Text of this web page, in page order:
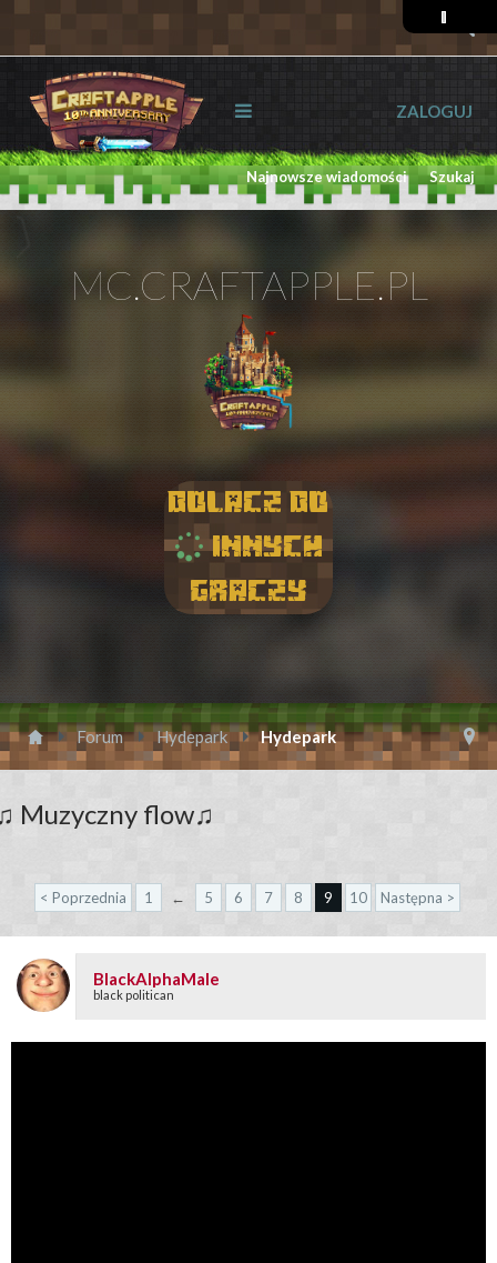
Szukaj
Najnowsze wiadomości
ZALOGUJ
MC.CRAFTAPPLE.PL
Dolacz do
innych
graczy
Forum Hydepark Hydepark
Muzyczny flow♫
< Poprzednia 1 ← 5 6 7 8 9 10 Następna >
BlackAlphaMale
black politican